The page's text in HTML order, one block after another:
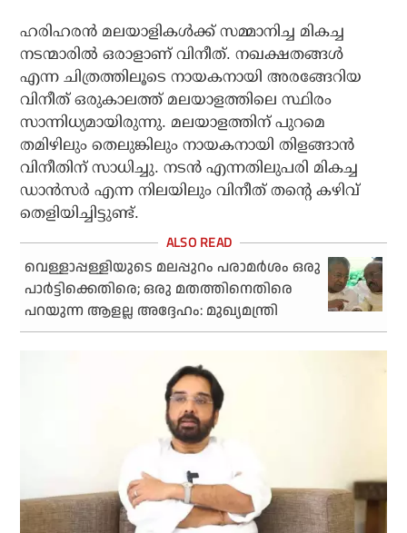
ഹരിഹരന്‍ മലയാളികള്‍ക്ക് സമ്മാനിച്ച മികച്ച
നടന്മാരില്‍ ഒരാളാണ് വിനീത്. നഖക്ഷതങ്ങള്‍
എന്ന ചിത്രത്തിലൂടെ നായകനായി അരങ്ങേറിയ
വിനീത് ഒരുകാലത്ത് മലയാളത്തിലെ സ്ഥിരം
സാന്നിധ്യമായിരുന്നു. മലയാളത്തിന് പുറമെ
തമിഴിലും തെലുങ്കിലും നായകനായി തിളങ്ങാന്‍
വിനീതിന് സാധിച്ചു. നടന്‍ എന്നതിലുപരി മികച്ച
ഡാന്‍സര്‍ എന്ന നിലയിലും വിനീത് തന്റെ കഴിവ്
തെളിയിച്ചിട്ടുണ്ട്.
വെള്ളാപ്പള്ളിയുടെ മലപ്പുറം പരാമര്‍ശം ഒരു
പാര്‍ട്ടിക്കെതിരെ; ഒരു മതത്തിനെതിരെ
പറയുന്ന ആളല്ല അദ്ദേഹം: മുഖ്യമന്ത്രി